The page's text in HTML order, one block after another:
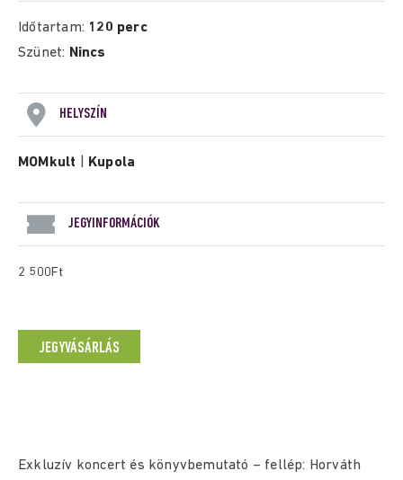
Időtartam: 120 perc
Szünet: Nincs
HELYSZÍN
MOMkult Kupola
JEGYINFORMÁCIÓK
2 500Ft
JEGYVÁSÁRLÁS
Exkluzív koncert és könyvbemutató – fellép: Horváth